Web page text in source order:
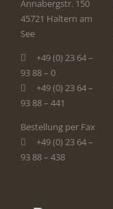
Annabergstr. 150
45721 Haltern am
See
+49 (0) 23 64 –
93 88 – 0
+49 (0) 23 64 –
93 88 – 441
Bestellung per Fax
+49 (0) 23 64 –
93 88 – 438